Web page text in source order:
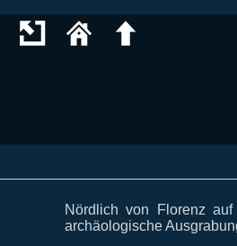
Nördlich von Florenz
archäologische